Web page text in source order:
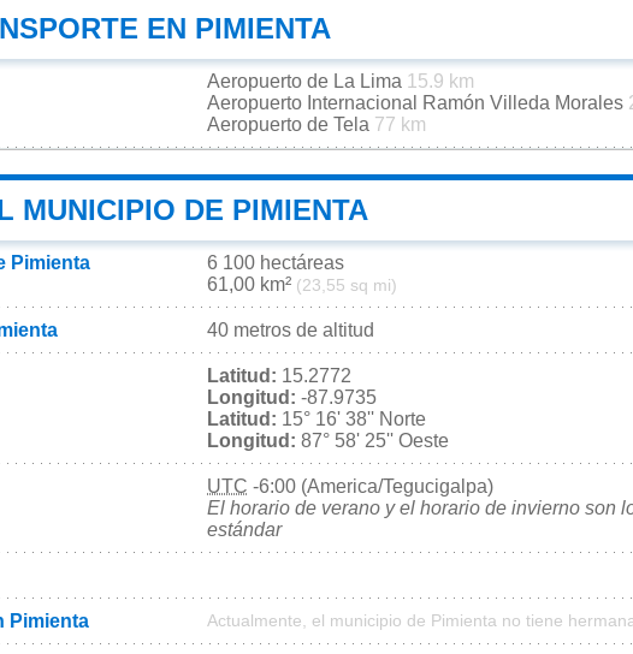
EN PIMIENTA
Aeropuerto de La Lima 15.9 km
Aeropuerto Internacional Ramón Villeda Morales
Aeropuerto de Tela 77 km
MUNICIPIO DE PIMIENTA
Pimienta
6 100 hectáreas
61,00 km² (23,55 sq mi)
40 metros de altitud
Latitud: 15.2772
Longitud: -87.9735
Latitud: 15° 16' 38'' Norte
Longitud: 87° 58' 25'' Oeste
UTC -6:00 (America/Tegucigalpa)
El horario de verano y el horario de invierno son
estándar
Pimienta Actualmente, el municipio de Pimienta no tiene